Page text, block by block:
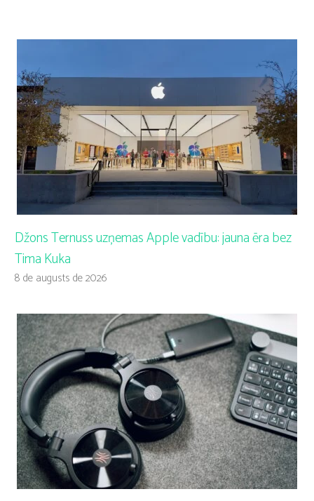
Džons Ternuss uzņemas Apple vadību: jauna ēra bez
Tima Kuka
8 de augusts de 2026